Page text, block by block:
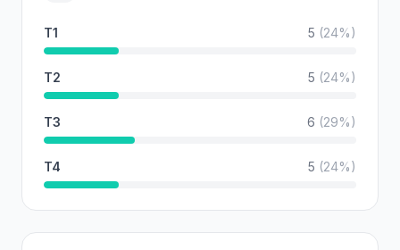
T1 5 (24%)
T2 5 (24%)
T3 6 (29%)
T4 5 (24%)